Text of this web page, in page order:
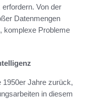
Von der
Datenmengen
komplexe Probleme
1950er Jahre zurück,
in diesem